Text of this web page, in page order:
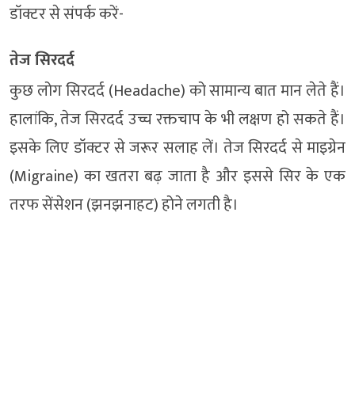
डॉक्टर से संपर्क करें-
तेज सिरदर्द
कुछ लोग सिरदर्द (Headache) को सामान्य बात मान लेते हैं।
हालांकि, तेज सिरदर्द उच्च रक्तचाप के भी लक्षण हो सकते हैं।
इसके लिए डॉक्टर से जरूर सलाह लें। तेज सिरदर्द से माइग्रेन
(Migraine) का खतरा बढ़ जाता है और इससे सिर के एक
तरफ सेंसेशन (झनझनाहट) होने लगती है।